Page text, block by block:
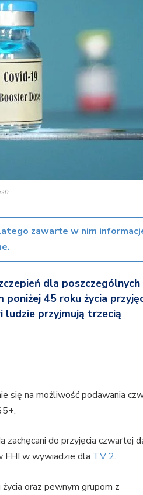
zawarte w nim
dla poszczególnych
45 roku życia
ludzie przyjmują trzecią
się na możliwość podawania
do przyjęcia czwartej
FHI w wywiadzie dla TV 2.
oraz pewnym grupom z